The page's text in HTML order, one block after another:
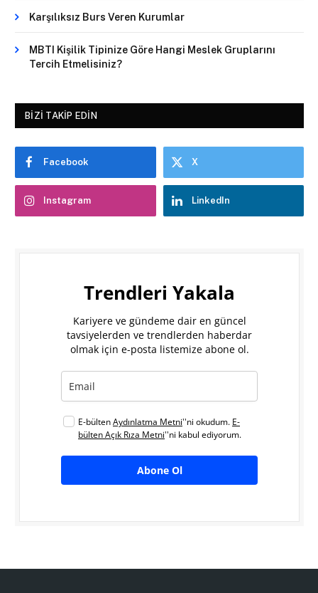
Karşılıksız Burs Veren Kurumlar
MBTI Kişilik Tipinize Göre Hangi Meslek Gruplarını
Tercih Etmelisiniz?
BIZI TAKIP EDIN
Facebook X
Instagram LinkedIn
Trendleri Yakala
Kariyere ve gündeme dair en güncel
tavsiyelerden ve trendlerden haberdar
olmak için e-posta listemize abone ol.
E-bültenAydınlatma Metni''ni okudum. E-
bülten Açık Rıza Metni''ni kabul ediyorum.
Abone Ol